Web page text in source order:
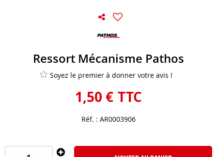
Ressort Mécanisme Pathos
Soyez le premier à donner votre avis !
1,50 € TTC
Réf. : AR0003906